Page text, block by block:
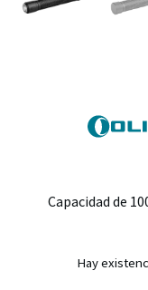
Capacidad de
Hay